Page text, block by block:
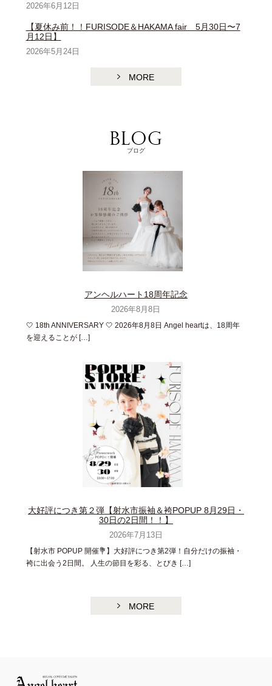
2026年6月12日
【夏休み前！！FURISODE＆HAKAMA fair 5月30日〜7
月12日】
2026年5月24日
MORE
ブログ
アンヘルハート18周年記念
2026年8月8日
🤍 18th ANNIVERSARY 🤍 2026年8月8日 Angel heartは、18周年
を迎えることが […]
大好評につき第２弾【射水市振袖＆袴POPUP 8月29日・
30日の2日間！！】
2026年7月13日
【射水市 POPUP 開催💐】大好評につき第2弾！自分だけの振袖・
袴に出会う2日間。 人生の節目を彩る、とびき […]
MORE